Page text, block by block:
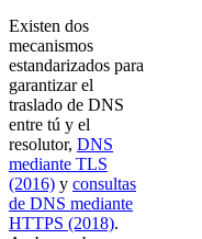
Existen dos
mecanismos
estandarizados para
garantizar el
traslado de DNS
entre tú y el
resolutor, DNS
mediante TLS
(2016) y consultas
de DNS mediante
HTTPS (2018).